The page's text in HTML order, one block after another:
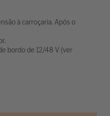
à carroçaria. Após o
bordo de 12/48 V (ver